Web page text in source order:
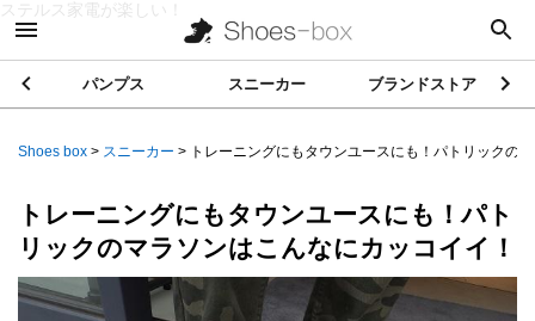
ステルス家電が楽しい！
パンプス スニーカー ブランドストア
Shoes box > スニーカー > トレーニングにもタウンユースにも！パトリックの...
トレーニングにもタウンユースにも！パト
リックのマラソンはこんなにカッコイイ！